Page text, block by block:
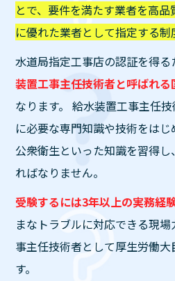
とで、要件を満たす業者を高
に優れた業者として指定する制
水道局指定工事店の認証を得
装置工事主任技術者と呼ばれ
なります。 給水装置工事主任
に必要な専門知識や技術をはじ
公衆衛生といった知識を習得
ればなりません。
受験するには3年以上の実務経
まなトラブルに対応できる現
事主任技術者として厚生労働
す。